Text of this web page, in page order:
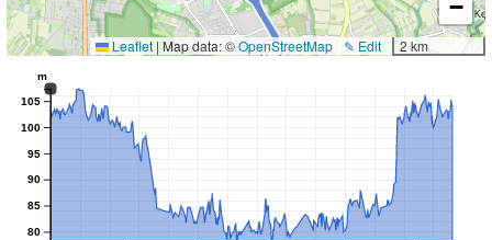
−
2 km
✎ Edit
Leaflet | Map data: ©OpenStreetMap
80
85
90
95
100
105
m